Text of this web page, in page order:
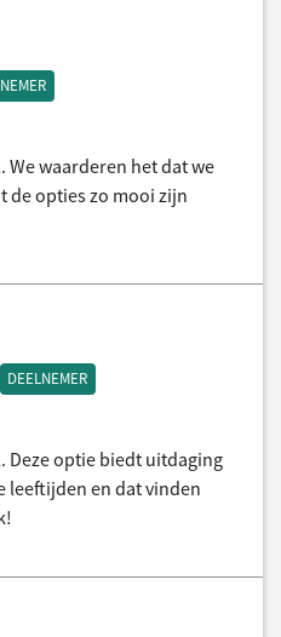
We waarderen het dat we
de opties zo mooi zijn
DEELNEMER
Deze optie biedt uitdaging
leeftijden en dat vinden